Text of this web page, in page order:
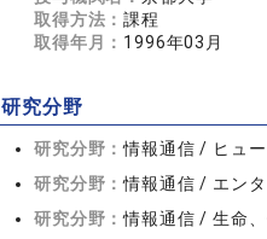
取得方法：課程
取得年月： 1996年03月
研究分野
研究分野：情報通信 / ヒュ
研究分野：情報通信 / エン
研究分野：情報通信 / 生命